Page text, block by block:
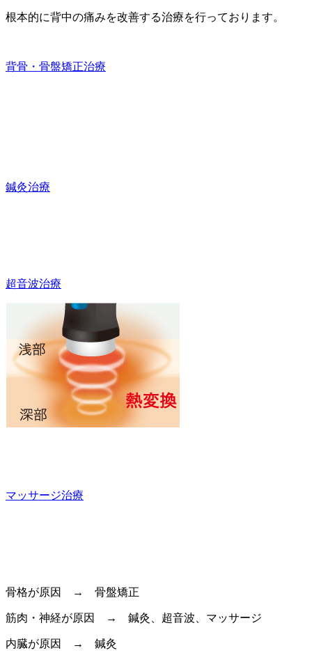
根本的に背中の痛みを改善する治療を行っております。
背骨・骨盤矯正治療
鍼灸治療
超音波治療
マッサージ治療
骨格が原因 → 骨盤矯正
筋肉・神経が原因 → 鍼灸、超音波、マッサージ
内臓が原因 → 鍼灸